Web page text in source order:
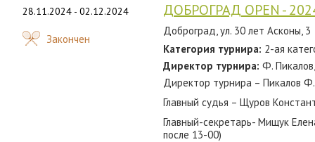
28.11.2024 - 02.12.2024
Закончен
ДОБРОГРАД OPEN -
Доброград, ул. 30 лет Асконы, 3
Категория турнира: 2-ая
Директор турнира: Ф.
Директор турнира – Пикалов
Главный судья – Щуров
Главный-секретарь- Мищук
после 13-00)